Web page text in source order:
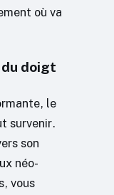
où va
doigt
le
survenir.
son
néo-
vous